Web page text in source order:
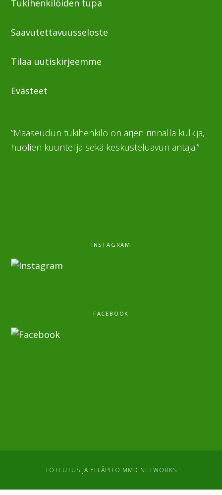
Tukihenkilöiden tupa
Saavutettavuusseloste
Tilaa uutiskirjeemme
Evästeet
”Maaseudun tukihenkilö on arjen rinnalla kulkija,
huolien kuuntelija sekä keskusteluavun antaja.”
INSTAGRAM
FACEBOOK
·TOTEUTUS JA YLLÄPITO MMD NETWORKS·